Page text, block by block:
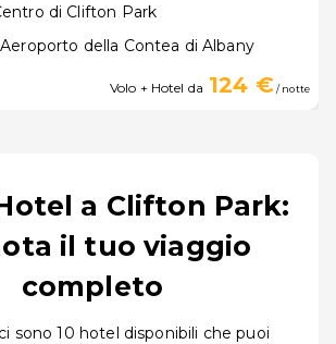
di Clifton Park
della Contea di Albany
Volo + Hotel da 124 €/ notte
a Clifton Park:
il tuo viaggio
completo
sono 10 hotel disponibili che puoi